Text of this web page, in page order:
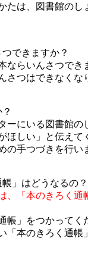
たは、図書館のし
できますか？
ならいんさつでき
さつはできなくな
ーにいる図書館の
ほしい」と伝えて
の手つづきを行い
」はどうなるの？
、「本のきろく
帳」をつかってく
「本のきろく通帳